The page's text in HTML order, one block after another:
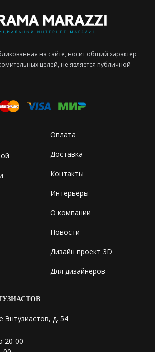
на сайте, носит общий характер
целей, не является публичной
Оплата
Доставка
Контакты
Интерьеры
О компании
Новости
Дизайн проект 3D
Для дизайнеров
Энтузиастов, д. 54
20-00